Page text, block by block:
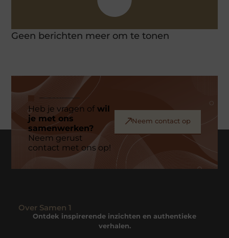
Geen berichten meer om te tonen
Heb je vragen ofwil
je met ons
samenwerken?
Neem gerust
contact met ons op!
Neem contact op
Over Samen 1
Ontdek inspirerende inzichten en authentieke
verhalen.